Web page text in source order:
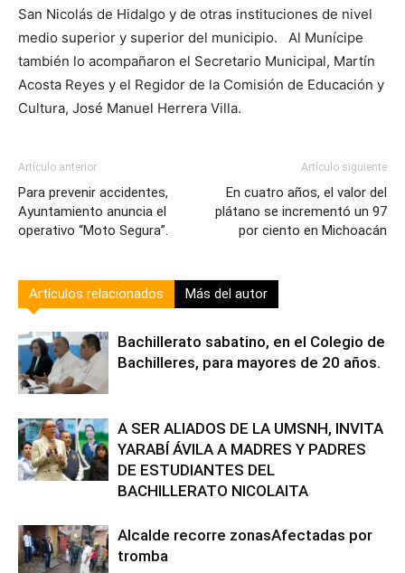
San Nicolás de Hidalgo y de otras instituciones de nivel
medio superior y superior del municipio. Al Munícipe
también lo acompañaron el Secretario Municipal, Martín
Acosta Reyes y el Regidor de la Comisión de Educación y
Cultura, José Manuel Herrera Villa.
Artículo anterior
Para prevenir accidentes,
Ayuntamiento anuncia el
operativo “Moto Segura”.
Artículo siguiente
En cuatro años, el valor del
plátano se incrementó un 97
por ciento en Michoacán
Artículos relacionados Más del autor
Bachillerato sabatino, en el Colegio de
Bachilleres, para mayores de 20 años.
A SER ALIADOS DE LA UMSNH, INVITA
YARABÍ ÁVILA A MADRES Y PADRES
DE ESTUDIANTES DEL
BACHILLERATO NICOLAITA
Alcalde recorre zonasAfectadas por
tromba